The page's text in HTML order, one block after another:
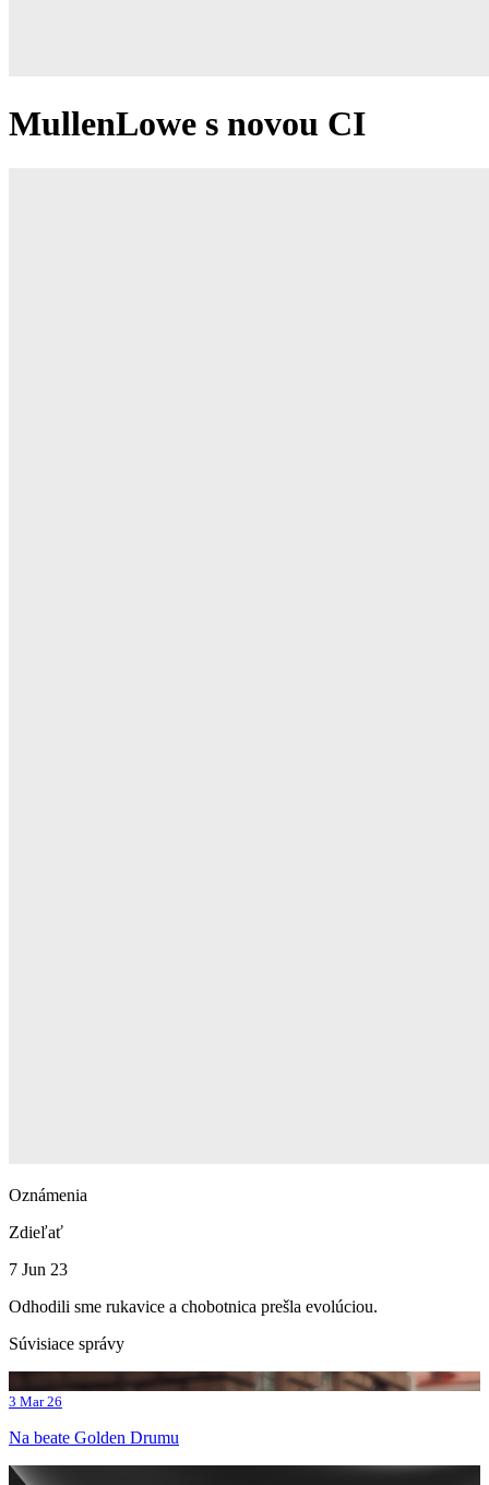
MullenLowe s novou CI
Oznámenia
Zdieľať
7 Jun 23
Odhodili sme rukavice a chobotnica prešla evolúciou.
Súvisiace správy
3 Mar 26
Na beate Golden Drumu